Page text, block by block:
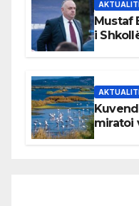
Mustaf
i
miratoi